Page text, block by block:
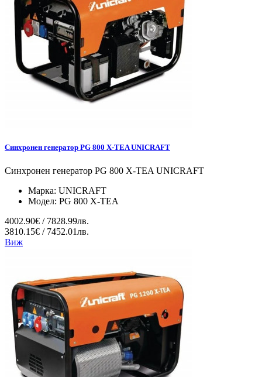
Синхронен генератор PG 800 X-TEA UNICRAFT
Синхронен генератор PG 800 X-TEA UNICRAFT
Марка: UNICRAFT
Модел: PG 800 X-TEA
4002.90€ / 7828.99лв.
3810.15€ / 7452.01лв.
Виж